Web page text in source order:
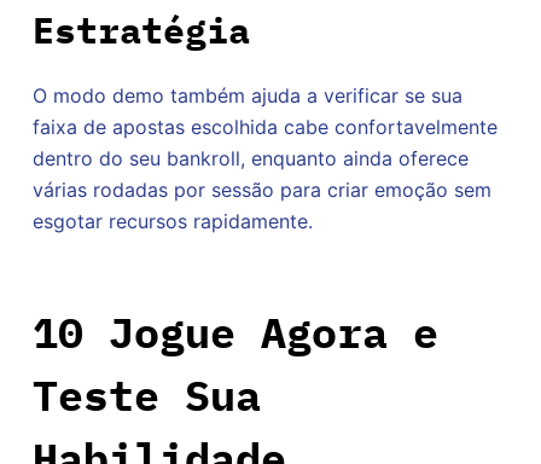
Estratégia
O modo demo também ajuda a verificar se sua
faixa de apostas escolhida cabe confortavelmente
dentro do seu bankroll, enquanto ainda oferece
várias rodadas por sessão para criar emoção sem
esgotar recursos rapidamente.
10 Jogue Agora e
Teste Sua